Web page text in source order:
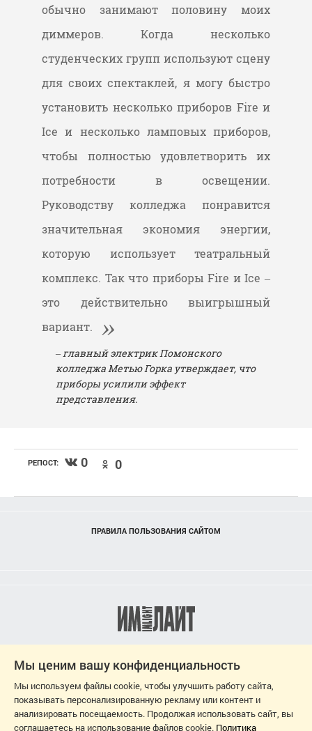
обычно занимают половину моих
диммеров. Когда несколько
студенческих групп используют сцену
для своих спектаклей, я могу быстро
установить несколько приборов Fire и
Ice и несколько ламповых приборов,
чтобы полностью удовлетворить их
потребности в освещении.
Руководству колледжа понравится
значительная экономия энергии,
которую использует театральный
комплекс. Так что приборы Fire и Ice –
это действительно выигрышный
вариант.
– главный электрик Помонского
колледжа Метью Горка утверждает, что
приборы усилили эффект
представления.
РЕПОСТ: 0 0
ПРАВИЛА ПОЛЬЗОВАНИЯ САЙТОМ
Мы ценим вашу конфиденциальность
Мы используем файлы cookie, чтобы улучшить работу сайта,
показывать персонализированную рекламу или контент и
анализировать посещаемость. Продолжая использовать сайт, вы
соглашаетесь на использование файлов cookie. Политика